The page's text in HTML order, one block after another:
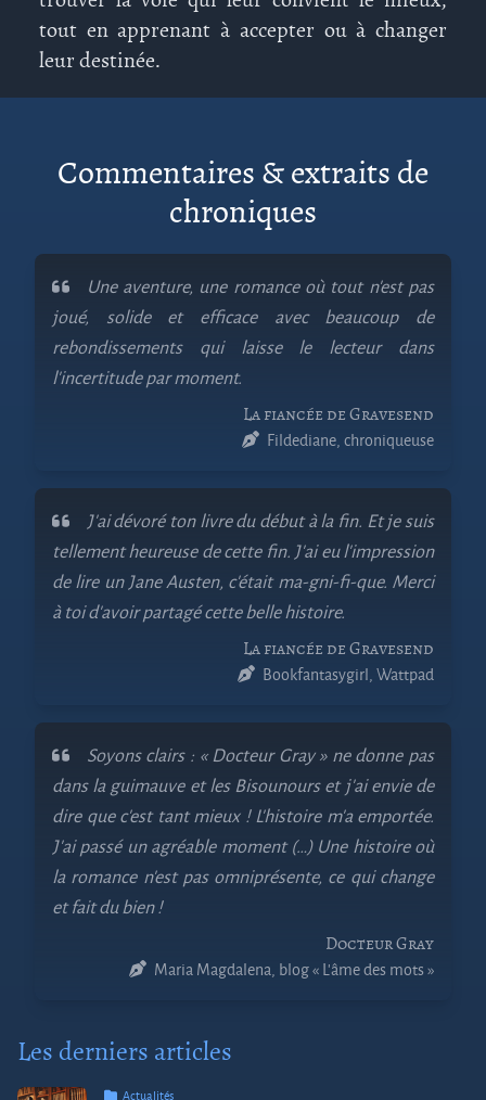
tout en apprenant à accepter ou à changer
leur destinée.
Commentaires & extraits de
chroniques
Une aventure, une romance où tout n’est pas
joué, solide et efficace avec beaucoup de
rebondissements qui laisse le lecteur dans
l’incertitude par moment.
La fiancée de Gravesend
Fildediane, chroniqueuse
J’ai dévoré ton livre du début à la fin. Et je suis
tellement heureuse de cette fin. J’ai eu l’impression
de lire un Jane Austen, c’était ma-gni-fi-que. Merci
à toi d’avoir partagé cette belle histoire.
La fiancée de Gravesend
Bookfantasygirl, Wattpad
Soyons clairs : « Docteur Gray » ne donne pas
dans la guimauve et les Bisounours et j’ai envie de
dire que c’est tant mieux ! L’histoire m’a emportée.
J’ai passé un agréable moment (…) Une histoire où
la romance n’est pas omniprésente, ce qui change
et fait du bien !
Docteur Gray
Maria Magdalena, blog « L’âme des mots »
Les derniers articles
Actualités